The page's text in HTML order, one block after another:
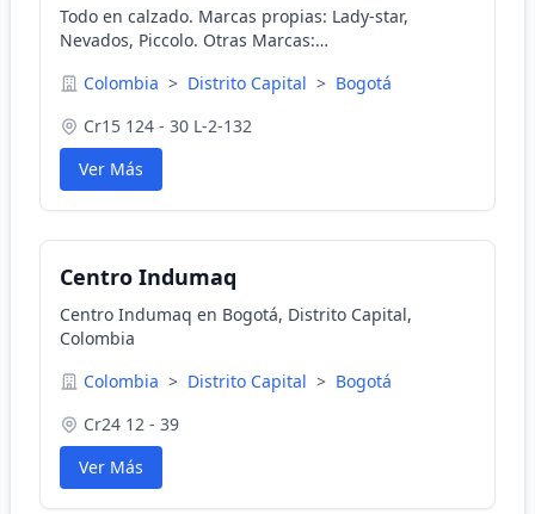
Todo en calzado. Marcas propias: Lady-star,
Nevados, Piccolo. Otras Marcas:
Colombia > Distrito Capital > Bogotá
Cr15 124 - 30 L-2-132
Ver Más
Centro Indumaq
Centro Indumaq en Bogotá, Distrito Capital,
Colombia
Colombia > Distrito Capital > Bogotá
Cr24 12 - 39
Ver Más